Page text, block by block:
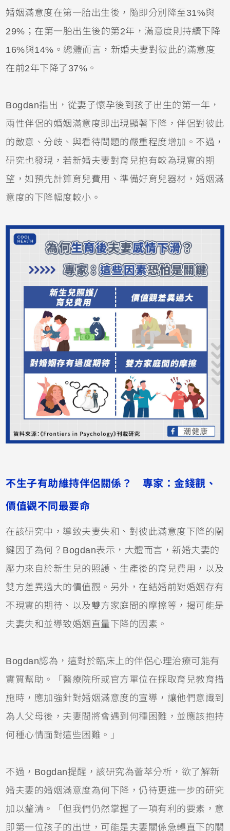
婚姻滿意度在第一胎出生後，隨即分別降至31%與
29%；在第一胎出生後的第2年，滿意度則持續下降
16%與14%。總體而言，新婚夫妻對彼此的滿意度
在前2年下降了37%。
Bogdan指出，從妻子懷孕後到孩子出生的第一年，
兩性伴侶的婚姻滿意度即出現顯著下降，伴侶對彼此
的敵意、分歧、與看待問題的嚴重程度增加。不過，
研究也發現，若新婚夫妻對育兒抱有較為現實的期
望，如預先計算育兒費用、準備好育兒器材，婚姻滿
意度的下降幅度較小。
不生子有助維持伴侶關係？ 專家：金錢觀、
價值觀不同最要命
在該研究中，導致夫妻失和、對彼此滿意度下降的關
鍵因子為何？Bogdan表示，大體而言，新婚夫妻的
壓力來自於新生兒的照護、生產後的育兒費用，以及
雙方差異過大的價值觀。另外，在結婚前對婚姻存有
不現實的期待、以及雙方家庭間的摩擦等，揭可能是
夫妻失和並導致婚姻直量下降的因素。
Bogdan認為，這對於臨床上的伴侶心理治療可能有
實質幫助。「醫療院所或官方單位在採取育兒教育措
施時，應加強針對婚姻滿意度的宣導，讓他們意識到
為人父母後，夫妻間將會遇到何種困難，並應該抱持
何種心情面對這些困難。」
不過，Bogdan提醒，該研究為薈萃分析，欲了解新
婚夫妻的婚姻滿意度為何下降，仍待更進一步的研究
加以釐清。「但我們仍然掌握了一項有利的要素，意
即第一位孩子的出世，可能是夫妻關係急轉直下的關